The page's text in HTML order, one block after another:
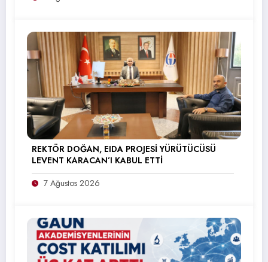
REKTÖR DOĞAN, EIDA PROJESİ YÜRÜTÜCÜSÜ
LEVENT KARACAN’I KABUL ETTİ
7 Ağustos 2026